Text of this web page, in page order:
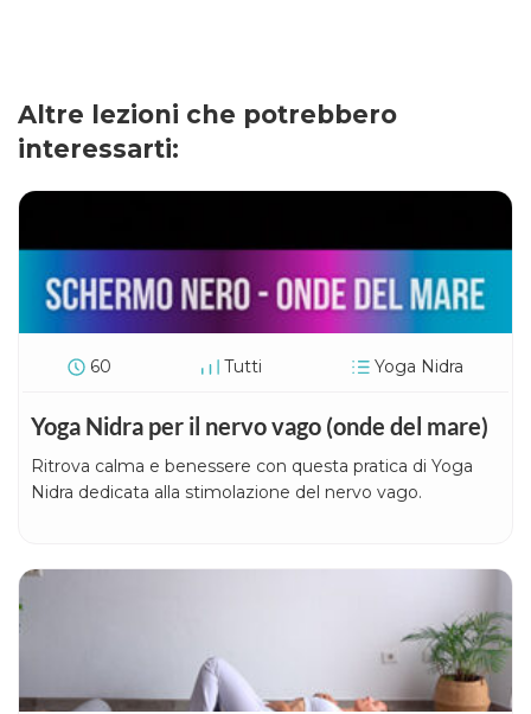
Altre lezioni che potrebbero
interessarti:
60 Tutti Yoga Nidra
Yoga Nidra per il nervo vago (onde del mare)
Ritrova calma e benessere con questa pratica di Yoga
Nidra dedicata alla stimolazione del nervo vago.